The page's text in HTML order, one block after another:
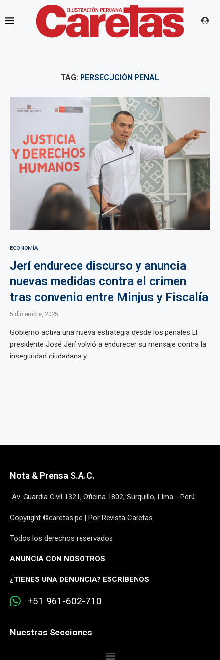
TAG: PERSECUCIÓN PENAL
ECONOMÍA
Jerí endurece discurso y anuncia
nuevas medidas contra el crimen
tras convenio entre Minjus y Fiscalía
5 diciembre, 2025
Gobierno activa una nueva estrategia desde los penales El
presidente José Jerí volvió a endurecer su mensaje contra la
inseguridad ciudadana y ...
Nota & Prensa S.A.C.
Av. Guardia Civil 1321, Oficina 1802, Surquillo, Lima - Perú
Copyright ©caretas.pe | Por Revista Caretas
Todos los derechos reservados
ANUNCIA CON NOSOTROS
¿TIENES UNA DENUNCIA? ESCRÍBENOS
+51 961-602-710
Nuestras Secciones